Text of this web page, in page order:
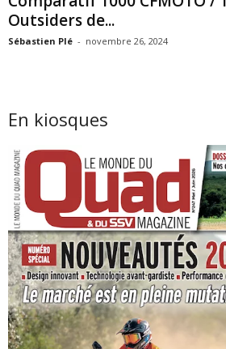
Outsiders de...
Sébastien Plé - novembre 26, 2024
En kiosques